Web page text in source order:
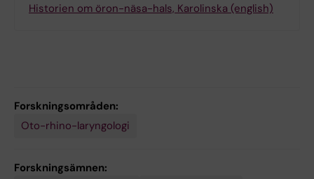
Historien om öron-näsa-hals, Karolinska (english)
Forskningsområden:
Oto-rhino-laryngologi
Forskningsämnen: